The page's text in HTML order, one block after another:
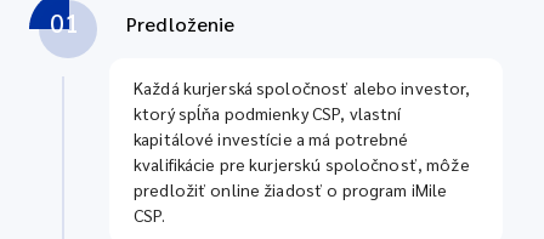
01 Predloženie
Každá kurjerská spoločnosť alebo investor,
ktorý spĺňa podmienky CSP, vlastní
kapitálové investície a má potrebné
kvalifikácie pre kurjerskú spoločnosť, môže
predložiť online žiadosť o program iMile
CSP.